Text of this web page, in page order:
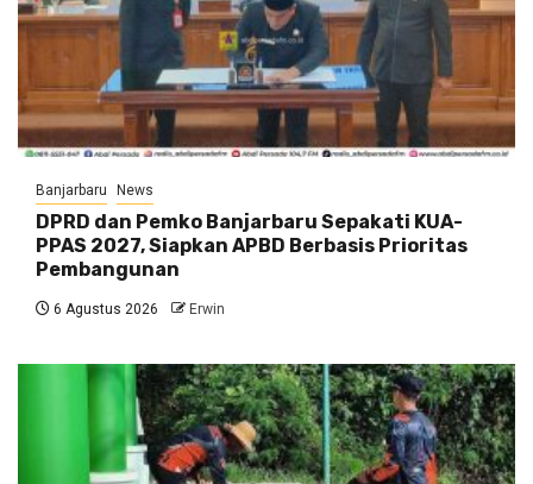
Banjarbaru News
DPRD dan Pemko Banjarbaru Sepakati KUA-
PPAS 2027, Siapkan APBD Berbasis Prioritas
Pembangunan
6 Agustus 2026 Erwin